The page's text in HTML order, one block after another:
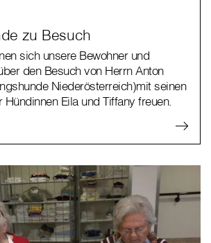
zu Besuch
sich unsere Bewohner und
den Besuch von Herrn Anton
Niederösterreich)mit seinen
Hündinnen Eila und Tiffany freuen.